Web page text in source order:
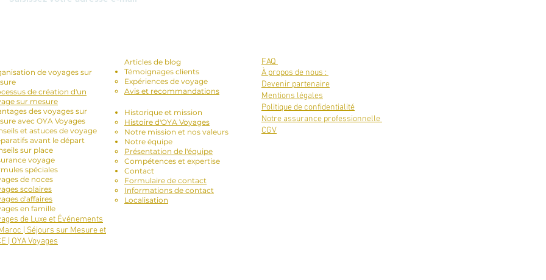
de voyages sur
de création d'un
sur mesure
des voyages sur
avec OYA Voyages
et astuces de voyage
avant le départ
sur place
voyage
spéciales
de noces
scolaires
d'affaires
en famille
de Luxe et Événements
| Séjours sur Mesure et
| OYA Voyages
Articles de blog
Témoignages clients
Expériences de voyage
Avis et recommandations
Historique et mission
Histoire d'OYA Voyages
Notre mission et nos valeurs
Notre équipe
Présentation de l'équipe
Compétences et expertise
Contact
Formulaire de contact
Informations de contact
Localisation
FAQ
À propos de nous :
Devenir partenaire
Mentions légales
Politique de confidentialité
Notre assurance professionnelle
CGV